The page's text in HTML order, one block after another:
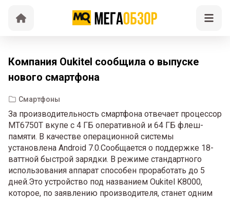
Компания Oukitel сообщила о выпуске
нового смартфона
Смартфоны
За производительность смартфона отвечает процессор
MT6750T вкупе с 4 ГБ оперативной и 64 ГБ флеш-
памяти. В качестве операционной системы
установлена Android 7.0.Сообщается о поддержке 18-
ваттной быстрой зарядки. В режиме стандартного
использования аппарат способен проработать до 5
дней.Это устройство под названием Oukitel K8000,
которое, по заявлению производителя, станет одним